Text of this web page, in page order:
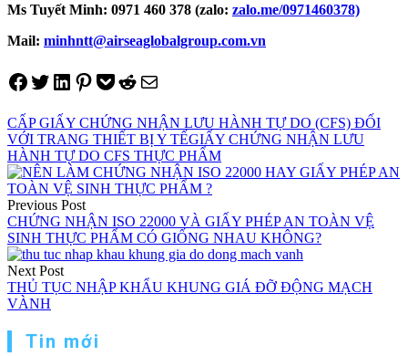
Ms Tuyết Minh: 0971 460 378 (zalo: zalo.me/0971460378)
Mail: minhntt@airseaglobalgroup.com.vn
Share on Facebook
Tweet on Twitter
Share on LinkedIn
Pin on Pinterest
Save to pocket
Share on Reddit
Share via Email
CẤP GIẤY CHỨNG NHẬN LƯU HÀNH TỰ DO (CFS) ĐỐI
VỚI TRANG THIẾT BỊ Y TẾGIẤY CHỨNG NHẬN LƯU
HÀNH TỰ DO CFS THỰC PHẨM
Điều
hướng
bài
viết
Previous Post
CHỨNG NHẬN ISO 22000 VÀ GIẤY PHÉP AN TOÀN VỆ
SINH THỰC PHẨM CÓ GIỐNG NHAU KHÔNG?
Next Post
THỦ TỤC NHẬP KHẨU KHUNG GIÁ ĐỠ ĐỘNG MẠCH
VÀNH
Tin mới